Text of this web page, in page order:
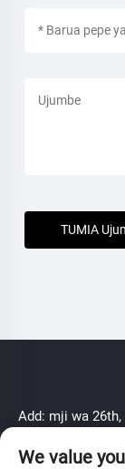
TUMIA
Add: mji wa 26th,
We value